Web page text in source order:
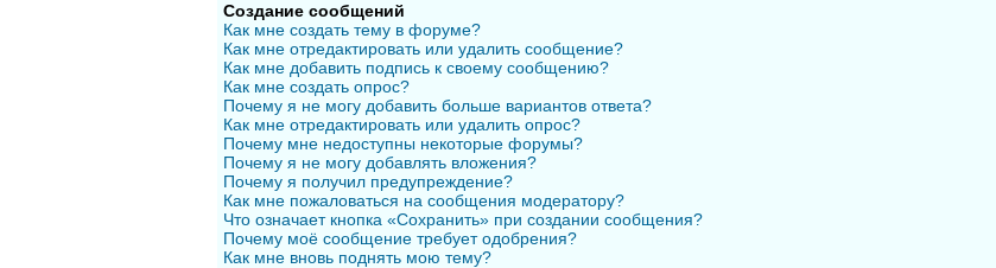
Создание сообщений
Как мне создать тему в форуме?
Как мне отредактировать или удалить сообщение?
Как мне добавить подпись к своему сообщению?
Как мне создать опрос?
Почему я не могу добавить больше вариантов ответа?
Как мне отредактировать или удалить опрос?
Почему мне недоступны некоторые форумы?
Почему я не могу добавлять вложения?
Почему я получил предупреждение?
Как мне пожаловаться на сообщения модератору?
Что означает кнопка «Сохранить» при создании сообщения?
Почему моё сообщение требует одобрения?
Как мне вновь поднять мою тему?